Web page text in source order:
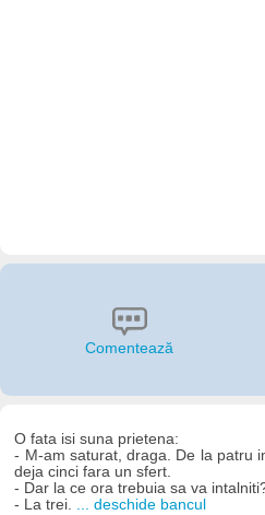
Comentează
O fata isi suna prietena:
- M-am saturat, draga. De la patru
deja cinci fara un sfert.
- Dar la ce ora trebuia sa va
- La trei. ... deschide bancul